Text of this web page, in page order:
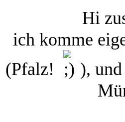
Hi
ich komme
(Pfalz!
),